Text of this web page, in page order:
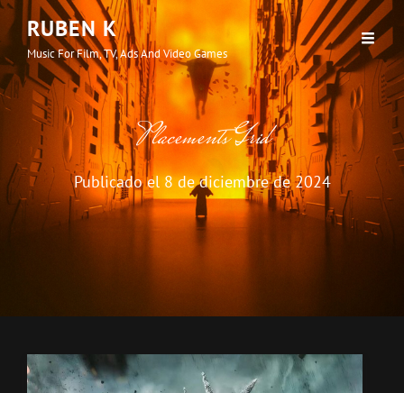
RUBEN K
Music For Film, TV, Ads And Video Games
Placements Grid
Publicado el8 de diciembre de 2024